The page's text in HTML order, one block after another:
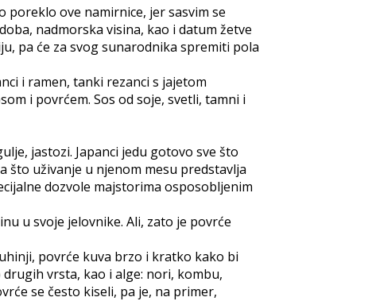
poreklo ove namirnice, jer sasvim se
nadmorska visina, kao i datum žetve
pa će za svog sunarodnika spremiti pola
i ramen, tanki rezanci s jajetom
i povrćem. Sos od soje, svetli, tamni i
jastozi. Japanci jedu gotovo sve što
što uživanje u njenom mesu predstavlja
dozvole majstorima osposobljenim
u svoje jelovnike. Ali, zato je povrće
povrće kuva brzo i kratko kako bi
vrsta, kao i alge: nori, kombu,
se često kiseli, pa je, na primer,